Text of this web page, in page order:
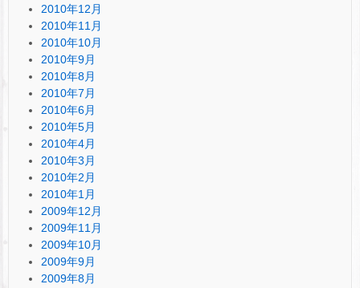
2010年12月
2010年11月
2010年10月
2010年9月
2010年8月
2010年7月
2010年6月
2010年5月
2010年4月
2010年3月
2010年2月
2010年1月
2009年12月
2009年11月
2009年10月
2009年9月
2009年8月